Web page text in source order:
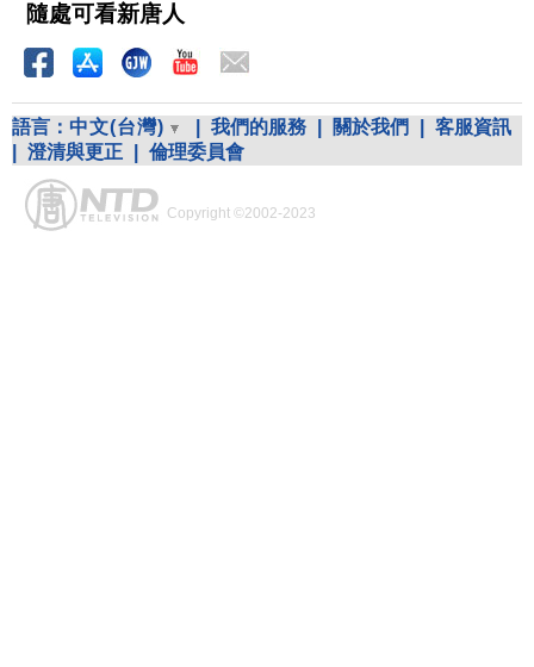
隨處可看新唐人
語言： 中文(台灣) 我們的服務 關於我們
客服資訊
澄清與更正 倫理委員會
Copyright ©2002-2023